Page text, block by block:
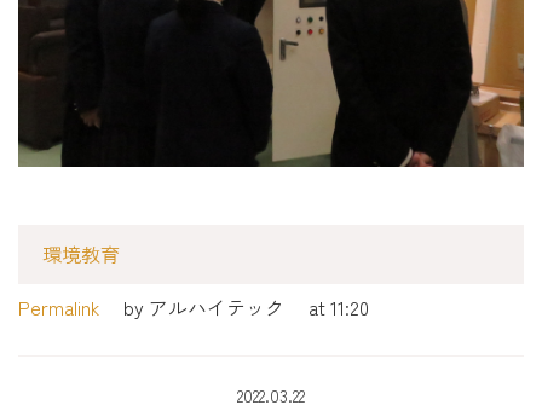
環境教育
Permalink
by アルハイテック at 11:20
2022.03.22